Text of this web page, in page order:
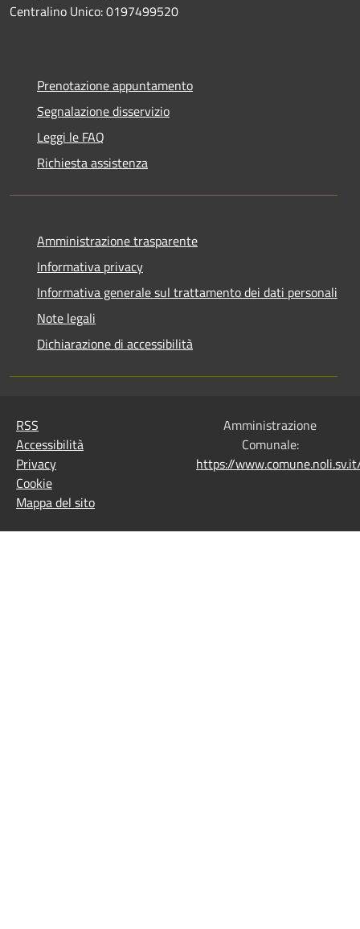
Centralino Unico: 0197499520
Prenotazione appuntamento
Segnalazione disservizio
Leggi le FAQ
Richiesta assistenza
Amministrazione trasparente
Informativa privacy
Informativa generale sul trattamento dei dati personali
Note legali
Dichiarazione di accessibilità
RSS
Accessibilità
Privacy
Cookie
Mappa del sito
Amministrazione
Comunale:
https://